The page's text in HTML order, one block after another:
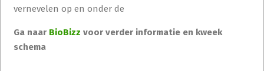
vernevelen op en onder de
Ga naar BioBizz voor verder informatie en kweek
schema